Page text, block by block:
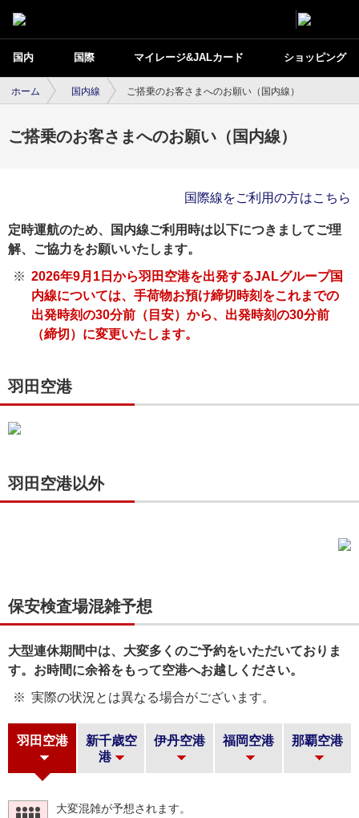
国内 国際 マイレージ&JALカード ショッピング
ホーム 国内線 ご搭乗のお客さまへのお願い（国内線）
ご搭乗のお客さまへのお願い（国内線）
国際線をご利用の方はこちら
定時運航のため、国内線ご利用時は以下につきましてご理
解、ご協力をお願いいたします。
2026年9月1日から羽田空港を出発するJALグループ国
内線については、手荷物お預け締切時刻をこれまでの
出発時刻の30分前（目安）から、出発時刻の30分前
（締切）に変更いたします。
羽田空港
羽田空港以外
保安検査場混雑予想
大型連休期間中は、大変多くのご予約をいただいておりま
す。お時間に余裕をもって空港へお越しください。
実際の状況とは異なる場合がございます。
羽田空港
新千歳空
港
伊丹空港 福岡空港 那覇空港
大変混雑が予想されます。